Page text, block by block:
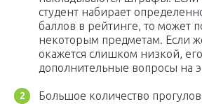
студент набирает
баллов в рейтинге, то может
некоторым предметам. Если
окажется слишком низкой,
дополнительные вопросы на
Большое количество